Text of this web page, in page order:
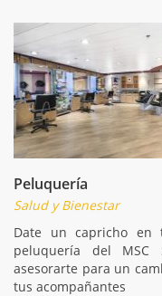
Peluquería
Salud y Bienestar
Date un capricho en
peluquería del MSC
asesorarte para un
tus acompañantes